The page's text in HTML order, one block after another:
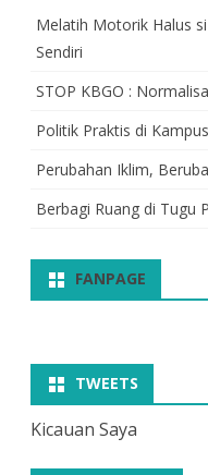
Melatih Motorik Halus
Sendiri
STOP KBGO :
Politik Praktis di Kampus
Perubahan Iklim,
Berbagi Ruang di Tugu
FANPAGE
TWEETS
Kicauan Saya